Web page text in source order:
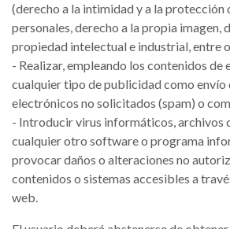
(derecho a la intimidad y a la protección
personales, derecho a la propia imagen,
propiedad intelectual e industrial, entre
- Realizar, empleando los contenidos de
cualquier tipo de publicidad como envío
electrónicos no solicitados (spam) o
- Introducir virus informáticos, archivos
cualquier otro software o programa
provocar daños o alteraciones no
contenidos o sistemas accesibles a
web.